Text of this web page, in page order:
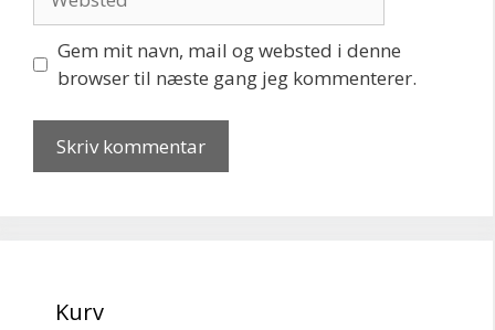
Gem mit navn, mail og websted i denne
browser til næste gang jeg kommenterer.
Kurv